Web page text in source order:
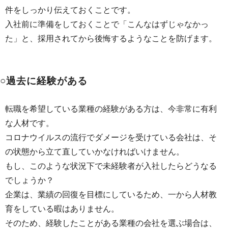
件をしっかり伝えておくことです。
入社前に準備をしておくことで「こんなはずじゃなかっ
た」と、採用されてから後悔するようなことを防げます。
○過去に経験がある
転職を希望している業種の経験がある方は、今非常に有利
な人材です。
コロナウイルスの流行でダメージを受けている会社は、そ
の状態から立て直していかなければいけません。
もし、このような状況下で未経験者が入社したらどうなる
でしょうか？
企業は、業績の回復を目標にしているため、一から人材教
育をしている暇はありません。
そのため、経験したことがある業種の会社を選ぶ場合は、